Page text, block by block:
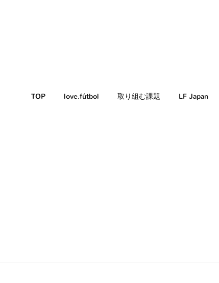
TOP love.fútbol 取り組む課題 LF Japan